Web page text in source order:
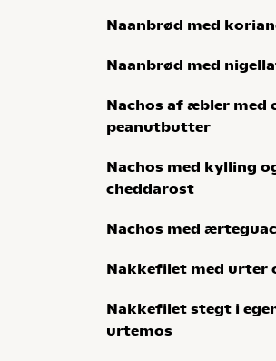
Naanbrød med
Naanbrød med
Nachos af æbler med
peanutbutter
Nachos med kylling
cheddarost
Nachos med
Nakkefilet med urter
Nakkefilet stegt i
urtemos